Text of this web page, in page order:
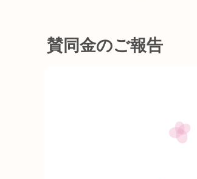
賛同金のご報告